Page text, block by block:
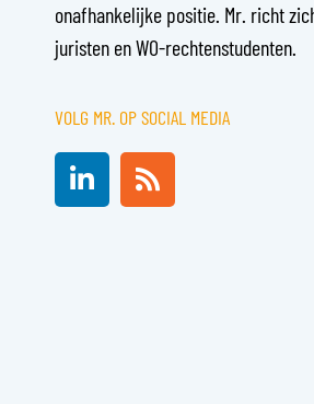
onafhankelijke positie. Mr. richt
juristen en WO-rechtenstudenten.
VOLG MR. OP SOCIAL MEDIA
L
i
n
R
s
s